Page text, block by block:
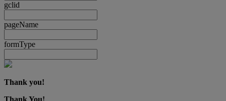
gclid
pageName
formType
Thank you!
Thank You!